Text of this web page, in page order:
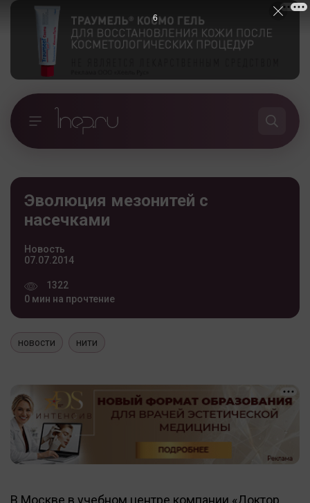
Эволюция мезонитей с
насечками
Новость
07.07.2014
1322
0 мин на прочтение
новости нити
В Москве в учебном центре компании «Доктор
5